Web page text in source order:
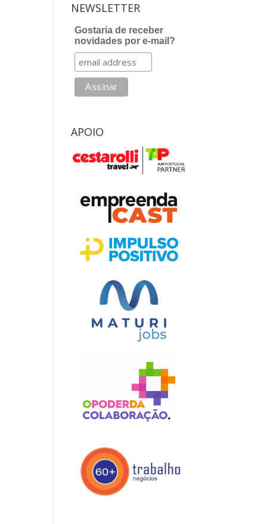
NEWSLETTER
Gostaria de receber
novidades por e-mail?
APOIO